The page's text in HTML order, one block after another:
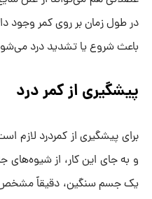
در طول زمان بر روی کمر وجود
باعث شروع یا تشدید درد
پیشگیری از کمر درد
برای پیشگیری از کمردرد لازم
و به جای این کار، از شیوه‌های
یک جسم سنگین، دقیقاً مشخص